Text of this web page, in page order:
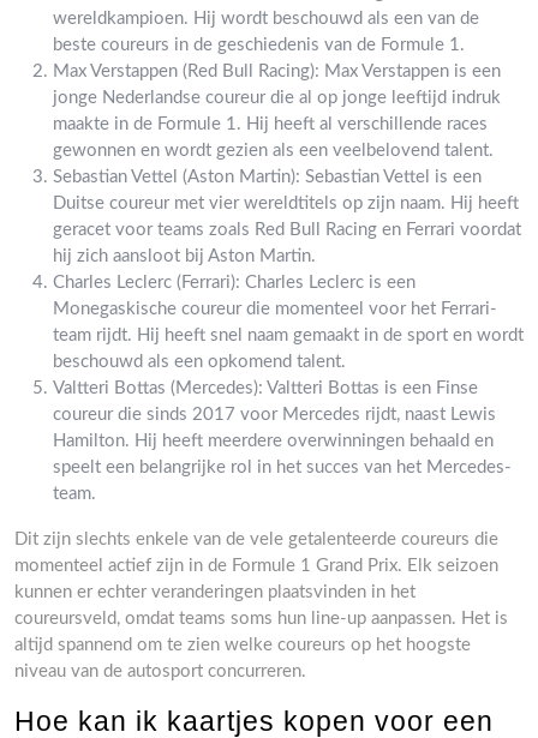
wereldkampioen. Hij wordt beschouwd als een van de
beste coureurs in de geschiedenis van de Formule 1.
Max Verstappen (Red Bull Racing): Max Verstappen is een
jonge Nederlandse coureur die al op jonge leeftijd indruk
maakte in de Formule 1. Hij heeft al verschillende races
gewonnen en wordt gezien als een veelbelovend talent.
Sebastian Vettel (Aston Martin): Sebastian Vettel is een
Duitse coureur met vier wereldtitels op zijn naam. Hij heeft
geracet voor teams zoals Red Bull Racing en Ferrari voordat
hij zich aansloot bij Aston Martin.
Charles Leclerc (Ferrari): Charles Leclerc is een
Monegaskische coureur die momenteel voor het Ferrari-
team rijdt. Hij heeft snel naam gemaakt in de sport en wordt
beschouwd als een opkomend talent.
Valtteri Bottas (Mercedes): Valtteri Bottas is een Finse
coureur die sinds 2017 voor Mercedes rijdt, naast Lewis
Hamilton. Hij heeft meerdere overwinningen behaald en
speelt een belangrijke rol in het succes van het Mercedes-
team.
Dit zijn slechts enkele van de vele getalenteerde coureurs die
momenteel actief zijn in de Formule 1 Grand Prix. Elk seizoen
kunnen er echter veranderingen plaatsvinden in het
coureursveld, omdat teams soms hun line-up aanpassen. Het is
altijd spannend om te zien welke coureurs op het hoogste
niveau van de autosport concurreren.
Hoe kan ik kaartjes kopen voor een